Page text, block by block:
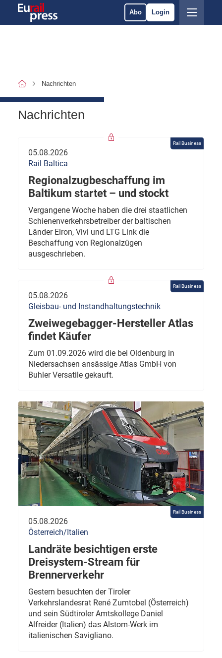
Abo Login
Nachrichten
Nachrichten
Rail Business
05.08.2026
Rail Baltica
Regionalzugbeschaffung im
Baltikum startet – und stockt
Vergangene Woche haben die drei staatlichen
Schienenverkehrsbetreiber der baltischen
Länder Elron, Vivi und LTG Link die
Beschaffung von Regionalzügen
ausgeschrieben.
Rail Business
05.08.2026
Gleisbau- und Instandhaltungstechnik
Zweiwegebagger-Hersteller Atlas
findet Käufer
Zum 01.09.2026 wird die bei Oldenburg in
Niedersachsen ansässige Atlas GmbH von
Buhler Versatile gekauft.
Rail Business
05.08.2026
Österreich/Italien
Landräte besichtigen erste
Dreisystem-Stream für
Brennerverkehr
Gestern besuchten der Tiroler
Verkehrslandesrat René Zumtobel (Österreich)
und sein Südtiroler Amtskollege Daniel
Alfreider (Italien) das Alstom-Werk im
italienischen Savigliano.